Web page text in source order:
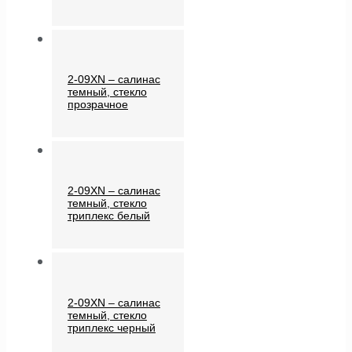
2-09XN – салинас
темный, стекло
прозрачное
2-09XN – салинас
темный, стекло
триплекс белый
2-09XN – салинас
темный, стекло
триплекс черный